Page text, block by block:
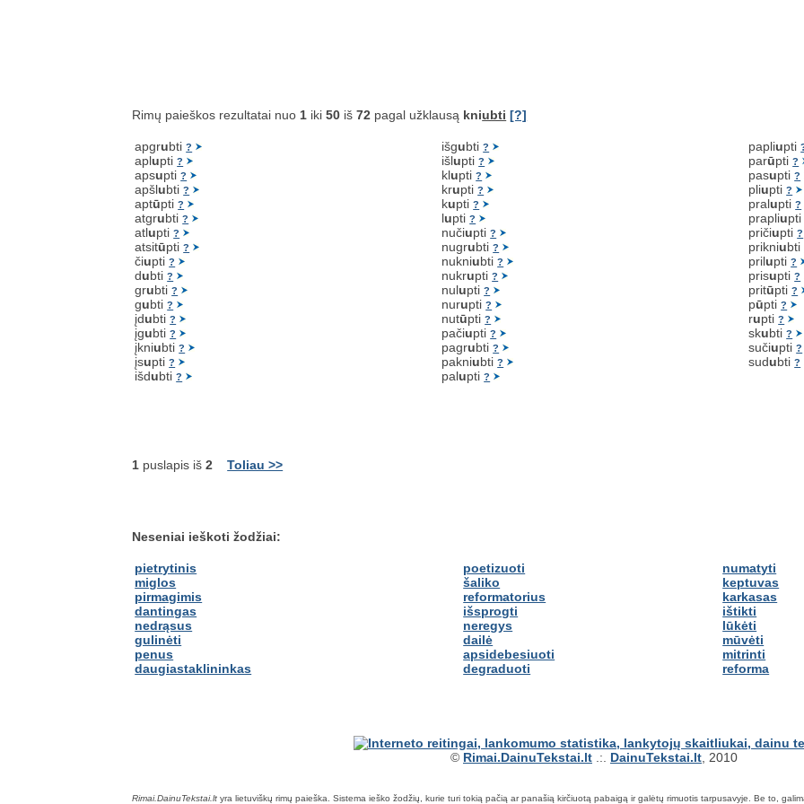
Rimų paieškos rezultatai nuo 1 iki50 iš72 pagal užklausą kniubti [?]
apgrubti?
aplupti?
apsupti?
apšlubti?
aptūpti?
atgrubti?
atlupti?
atsitūpti?
čiupti?
dubti?
grubti?
gubti?
įdubti?
įgubti?
įkniubti?
įsupti?
išdubti?
išgubti?
išlupti?
klupti?
krupti?
kupti?
lupti?
nučiupti?
nugrubti?
nukniubti?
nukrupti?
nulupti?
nurupti?
nutūpti?
pačiupti?
pagrubti?
pakniubti?
palupti?
papliupti
parūpti?
pasupti?
pliupti?
pralupti?
prapliu
pričiupti?
prikniubti
prilupti?
prisupti?
pritūpti?
pūpti?
rupti?
skubti?
sučiupti?
sudubti?
1 puslapis iš2 Toliau >>
Neseniai ieškoti žodžiai:
pietrytinis
miglos
pirmagimis
dantingas
nedrąsus
gulinėti
penus
daugiastaklininkas
poetizuoti
šaliko
reformatorius
išsprogti
neregys
dailė
apsidebesiuoti
degraduoti
numatyti
keptuvas
karkasas
ištikti
lūkėti
mūvėti
mitrinti
reforma
© Rimai.DainuTekstai.lt .:. DainuTekstai.lt , 2010
Rimai.DainuTekstai.lt yra lietuviškų rimų paieška. Sistema ieško žodžių, kurie turi tokią pačią ar panašią kirčiuotą pabaigą ir galėtų rimuotis tarpusavyje. Be to,